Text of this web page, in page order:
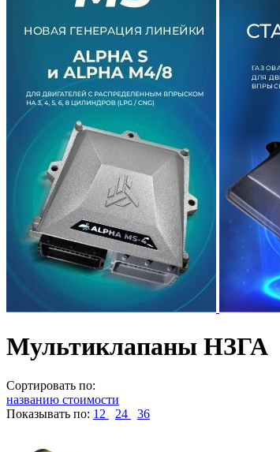
Мультиклапаны НЗГА
Сортировать по:
названию стоимости
Показывать по: 12 24 36